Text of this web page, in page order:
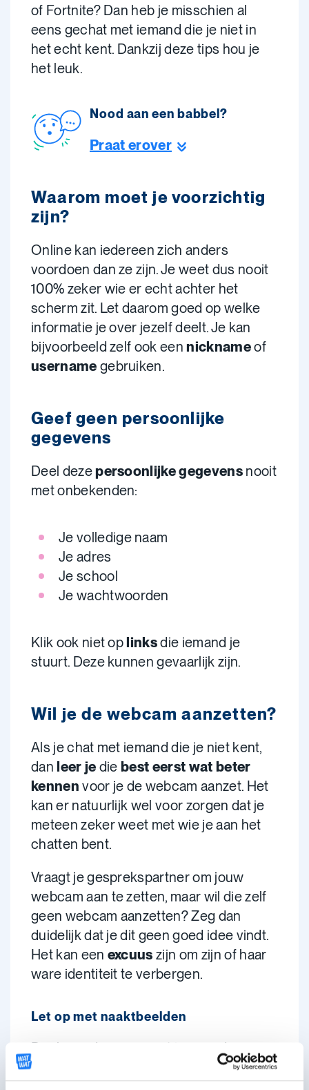
of Fortnite? Dan heb je misschien al
eens gechat met iemand die je niet in
het echt kent. Dankzij deze tips hou je
het leuk.
Nood aan een babbel?
Praat erover
Waarom moet je voorzichtig
zijn?
Online kan iedereen zich anders
voordoen dan ze zijn. Je weet dus nooit
100% zeker wie er echt achter het
scherm zit. Let daarom goed op welke
informatie je over jezelf deelt. Je kan
bijvoorbeeld zelf ook eennicknameof
username gebruiken.
Geef geen persoonlijke
gegevens
Deel dezepersoonlijke gegevens nooit
met onbekenden:
Je volledige naam
Je adres
Je school
Je wachtwoorden
Klik ook niet oplinksdie iemand je
stuurt. Deze kunnen gevaarlijk zijn.
Wil je de webcam aanzetten?
Als je chat met iemand die je niet kent,
danleer je diebest eerst wat beter
kennenvoor je de webcam aanzet. Het
kan er natuurlijk wel voor zorgen dat je
meteen zeker weet met wie je aan het
chatten bent.
Vraagt je gesprekspartner om jouw
webcam aan te zetten, maar wil die zelf
geen webcam aanzetten? Zeg dan
duidelijk dat je dit geen goed idee vindt.
Het kan een excuuszijn om zijn of haar
ware identiteit te verbergen.
Let op met naaktbeelden
Denk goed na over wat je voor de
webcam
. De ander kan
je zonder jouw toestemming filmen of